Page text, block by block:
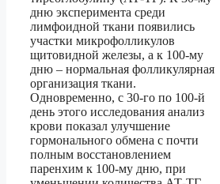
дню эксперимента среди
лимфоидной ткани появились
участки микрофолликулов
щитовидной железы, а к 100-му
дню – нормальная фолликулярная
организация ткани.
Одновременно, с 30-го по 100-й
день этого исследования анализ
крови показал улучшение
гормонального обмена с почти
полным восстановлением
паренхим к 100-му дню, при